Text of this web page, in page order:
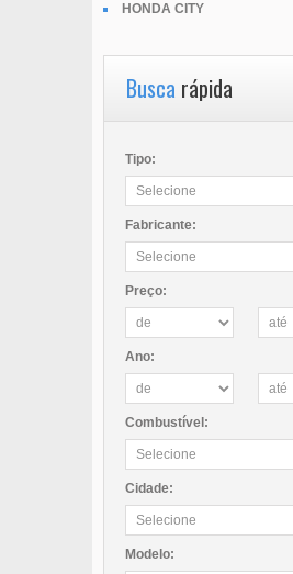
HONDA CITY
Busca rápida
Tipo:
Fabricante:
Preço:
Ano:
Combustível:
Cidade:
Modelo: